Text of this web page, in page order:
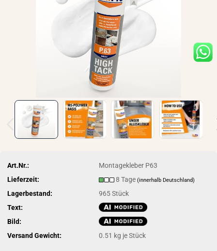
Art.Nr.:
Montagekleber P63
Lieferzeit:
8 Tage(innerhalb Deutschland)
Lagerbestand: 965Stück
Text:
Bild:
Versand Gewicht:
0.51 kg je Stück